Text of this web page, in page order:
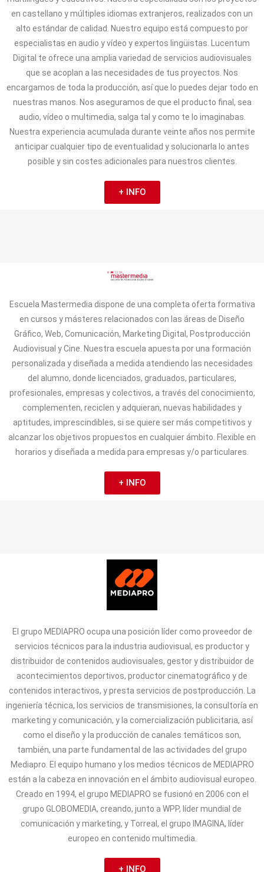
en castellano y múltiples idiomas extranjeros, realizados con un
alto estándar de calidad. Nuestro equipo está compuesto por
especialistas en audio y vídeo y expertos lingüistas. Lucentum
Digital te ofrece una amplia variedad de servicios audiovisuales
que se acoplan a las necesidades de tus proyectos. Nos
encargamos de toda la producción, así que lo puedes dejar todo en
nuestras manos. Nos aseguramos de que el producto final, sea
audio, vídeo o multimedia, salga tal y como te lo imaginabas.
Nuestra experiencia acumulada durante veinte años nos permite
anticipar cualquier tipo de eventualidad y solucionarla lo antes
posible y sin costes adicionales para nuestros clientes.
+ INFO
Escuela Mastermedia dispone de una completa oferta formativa
en cursos y másteres relacionados con las áreas de Diseño
Gráfico, Web, Comunicación, Marketing Digital, Postproducción
Audiovisual y Cine. Nuestra escuela apuesta por una formación
personalizada y diseñada a medida atendiendo las necesidades
del alumno, donde licenciados, graduados, particulares,
profesionales, empresas y colectivos, a través del conocimiento,
complementen, reciclen y adquieran, nuevas habilidades y
aptitudes, imprescindibles, si se quiere ser más competitivos y
alcanzar los objetivos propuestos en cualquier ámbito. Flexible en
horarios y diseñada a medida para empresas y/o particulares.
+ INFO
El grupo MEDIAPRO ocupa una posición líder como proveedor de
servicios técnicos para la industria audiovisual, es productor y
distribuidor de contenidos audiovisuales, gestor y distribuidor de
acontecimientos deportivos, productor cinematográfico y de
contenidos interactivos, y presta servicios de postproducción. La
ingeniería técnica, los servicios de transmisiones, la consultoría en
marketing y comunicación, y la comercialización publicitaria, así
como el diseño y la producción de canales temáticos son,
también, una parte fundamental de las actividades del grupo
Mediapro. El equipo humano y los medios técnicos de MEDIAPRO
están a la cabeza en innovación en el ámbito audiovisual europeo.
Creado en 1994, el grupo MEDIAPRO se fusionó en 2006 con el
grupo GLOBOMEDIA, creando, junto a WPP, líder mundial de
comunicación y marketing, y Torreal, el grupo IMAGINA, líder
europeo en contenido multimedia.
+ INFO